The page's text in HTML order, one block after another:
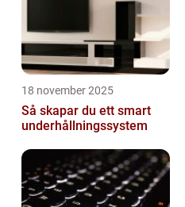
18 november 2025
Så skapar du ett smart
underhållningssystem